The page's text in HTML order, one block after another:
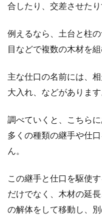
合したり、交差させた
例えるなら、土台と柱
目などで複数の木材を
主な仕口の名前には、
大入れ、などがあります
調べていくと、こちら
多くの種類の継手や仕
ん。
この継手と仕口を駆使
だけでなく、木材の延
の解体をして移動し、